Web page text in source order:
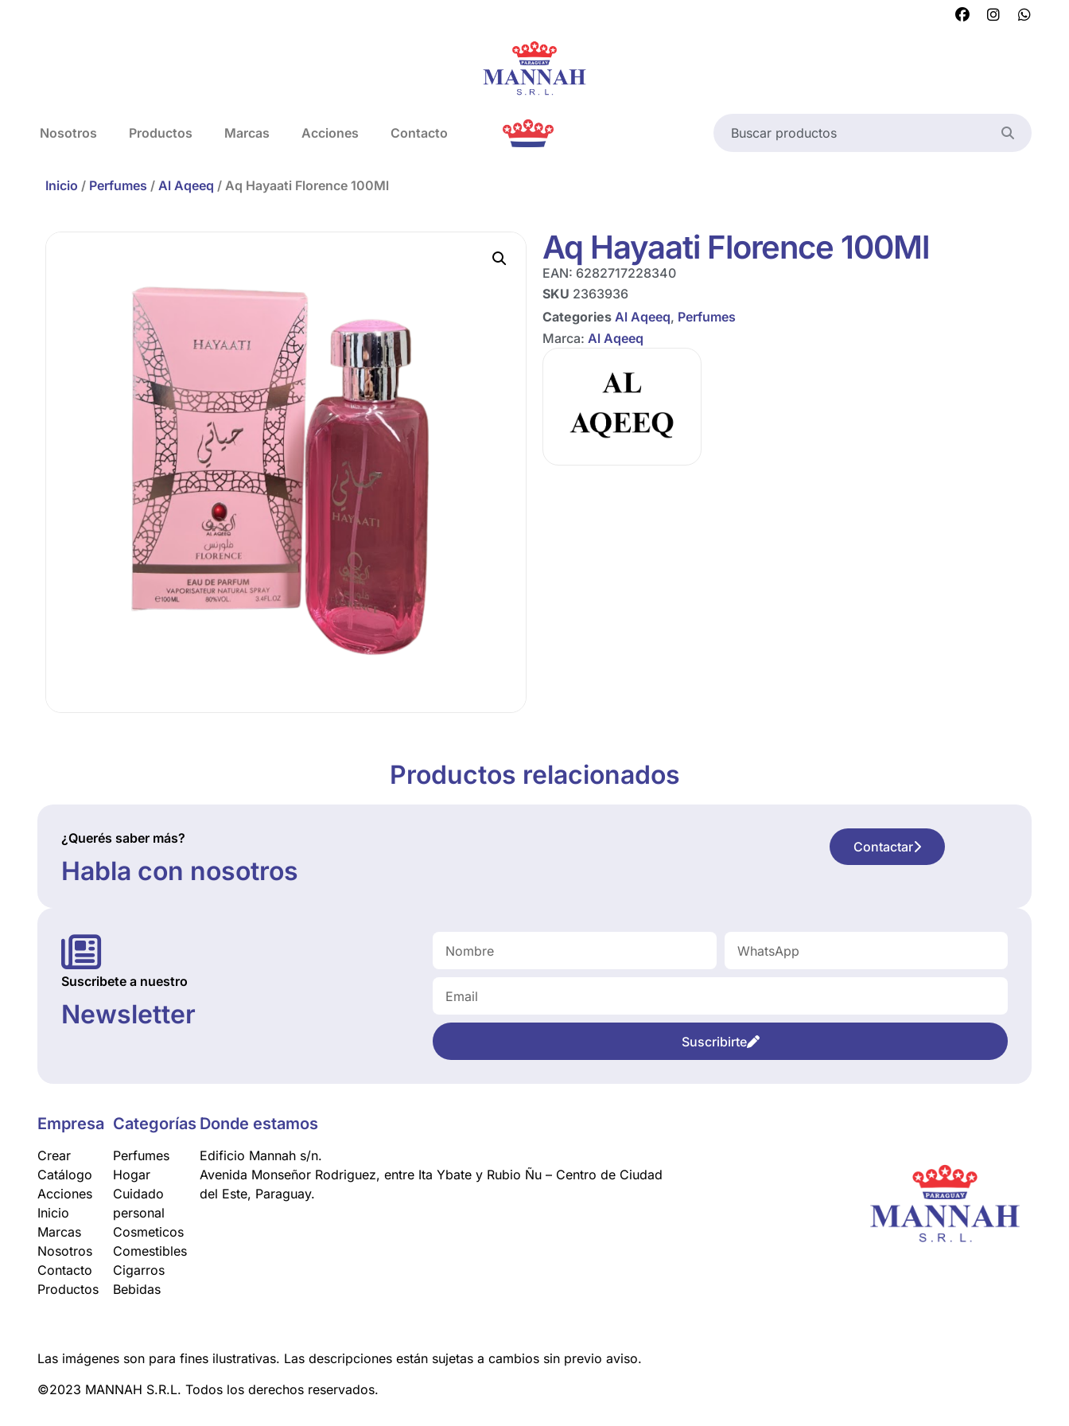
Nosotros Productos Marcas Acciones Contacto
Inicio / Perfumes / Al Aqeeq / Aq Hayaati Florence 100Ml
Aq Hayaati Florence 100Ml
EAN: 6282717228340
SKU 2363936
Categories Al Aqeeq, Perfumes
Marca: Al Aqeeq
Productos relacionados
¿Querés saber más?
Habla con nosotros
Contactar
Suscribete a nuestro
Newsletter
Suscribirte
Empresa
Crear
Catálogo
Acciones
Inicio
Marcas
Nosotros
Contacto
Productos
Categorías
Perfumes
Hogar
Cuidado
personal
Cosmeticos
Comestibles
Cigarros
Bebidas
Donde estamos
Edificio Mannah s/n.
Avenida Monseñor Rodriguez, entre Ita Ybate y Rubio Ñu – Centro de Ciudad
del Este, Paraguay.
Las imágenes son para fines ilustrativas. Las descripciones están sujetas a cambios sin previo aviso.
©2023 MANNAH S.R.L. Todos los derechos reservados.